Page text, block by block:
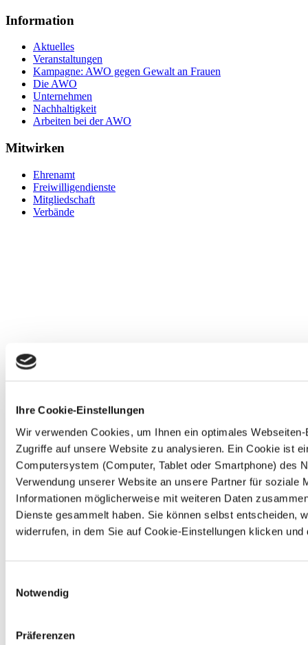
Ihre Cookie-Einstellungen
Wir verwenden Cookies, um Ihnen ein optimales
Zugriffe auf unsere Website zu analysieren. Ein Cookie ist
Computersystem (Computer, Tablet oder Smartphone) des
Verwendung unserer Website an unsere Partner für
Informationen möglicherweise mit weiteren Daten
Dienste gesammelt haben. Sie können selbst entscheiden,
widerrufen, in dem Sie auf Cookie-Einstellungen klicken und
Notwendig
Präferenzen
Information
Aktuelles
Veranstaltungen
Kampagne: AWO gegen Gewalt an Frauen
Die AWO
Unternehmen
Nachhaltigkeit
Arbeiten bei der AWO
Mitwirken
Ehrenamt
Freiwilligendienste
Mitgliedschaft
Verbände